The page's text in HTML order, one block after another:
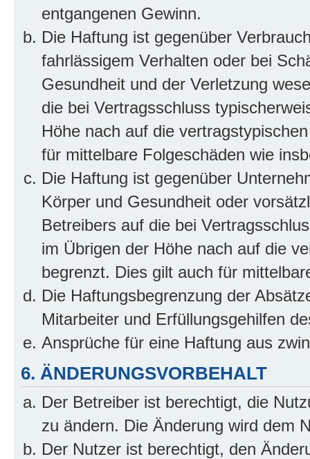
entgangenen Gewinn.
Die Haftung ist gegenüber
fahrlässigem Verhalten oder bei
Gesundheit und der Verletzung
die bei Vertragsschluss
Höhe nach auf die
für mittelbare Folgeschäden wie
Die Haftung ist gegenüber
Körper und Gesundheit oder
Betreibers auf die bei
im Übrigen der Höhe nach auf die
begrenzt. Dies gilt auch für
Die Haftungsbegrenzung der
Mitarbeiter und Erfüllungsgehilfen
Ansprüche für eine Haftung aus
6. ÄNDERUNGSVORBEHALT
Der Betreiber ist berechtigt, die
zu ändern. Die Änderung wird dem
Der Nutzer ist berechtigt, den